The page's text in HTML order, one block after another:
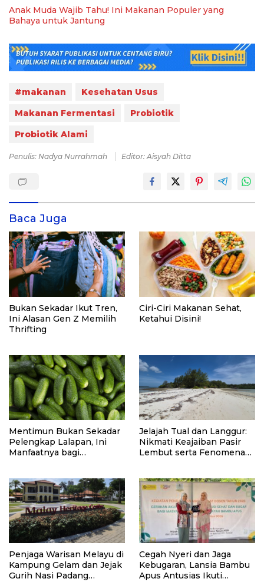
Anak Muda Wajib Tahu! Ini Makanan Populer yang
Bahaya untuk Jantung
#makanan
Kesehatan Usus
Makanan Fermentasi
Probiotik
Probiotik Alami
Penulis: Nadya Nurrahmah Editor: Aisyah Ditta
Baca Juga
Bukan Sekadar Ikut Tren,
Ini Alasan Gen Z Memilih
Thrifting
Ciri-Ciri Makanan Sehat,
Ketahui Disini!
Mentimun Bukan Sekadar
Pelengkap Lalapan, Ini
Manfaatnya bagi
Jelajah Tual dan Langgur:
Nikmati Keajaiban Pasir
Lembut serta Fenomena
Penjaga Warisan Melayu di
Kampung Gelam dan Jejak
Gurih Nasi Padang
Cegah Nyeri dan Jaga
Kebugaran, Lansia Bambu
Apus Antusias Ikuti